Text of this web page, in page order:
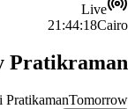
Live
21:44:18Cairo
Pratikraman
PratikamanTomorrow